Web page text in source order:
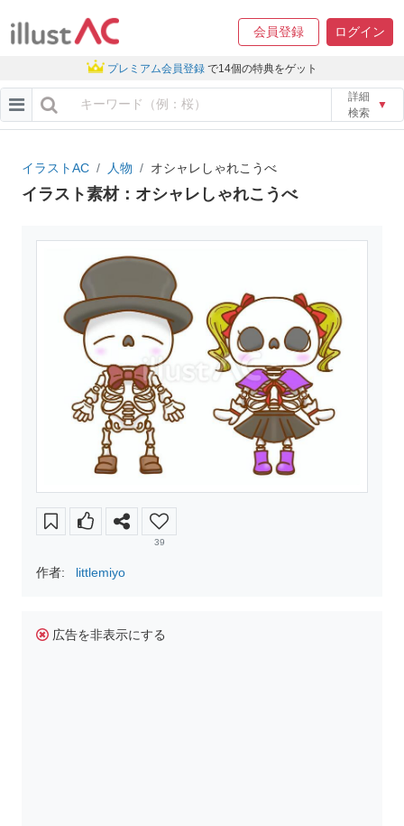
会員登録 ログイン
プレミアム会員登録 で14個の特典をゲット
詳細
検索
▼
イラストAC 人物 オシャレしゃれこうべ
イラスト素材：オシャレしゃれこうべ
39
作者: littlemiyo
広告を非表示にする